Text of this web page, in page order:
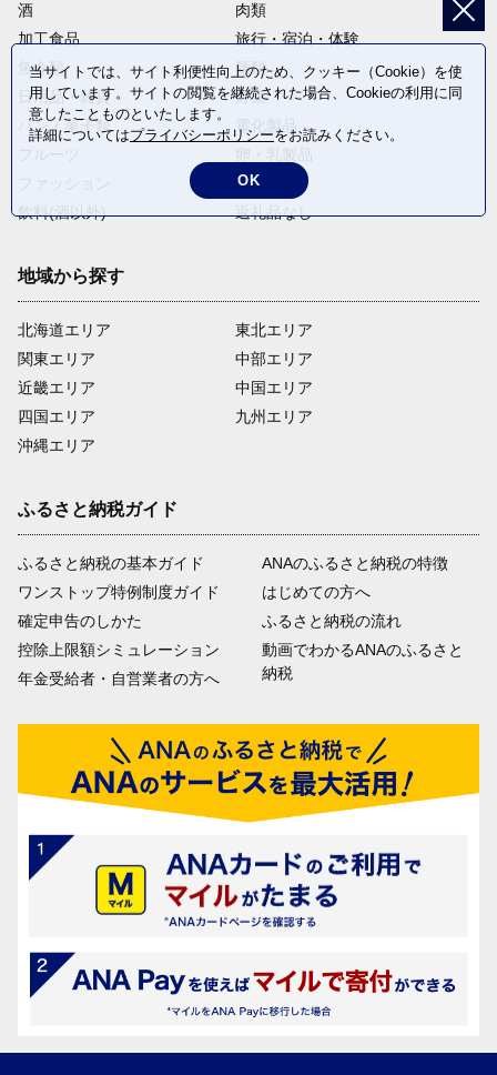
酒
肉類
加工食品
旅行・宿泊・体験
魚介類
麺類
日用品・雑貨
野菜
パン・菓子類
電化製品
米・穀物
飲料(酒以外)
返礼品なし
地域から探す
北海道エリア
関東エリア
近畿エリア
四国エリア
沖縄エリア
東北エリア
中部エリア
中国エリア
九州エリア
ふるさと納税ガイド
ふるさと納税の基本ガイド
ワンストップ特例制度ガイド
確定申告のしかた
控除上限額シミュレーション
年金受給者・自営業者の方へ
ANAのふるさと納税の特徴
はじめての方へ
ふるさと納税の流れ
動画でわかるANAのふるさと
納税
当サイトでは、サイト利便性向上のため、クッキー（Cookie）を使
用しています。サイトの閲覧を継続された場合、Cookieの利用に同
意したことものといたします。
詳細についてはプライバシーポリシーをお読みください。
OK